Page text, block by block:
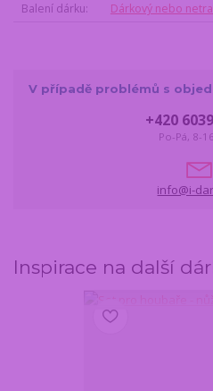
Balení dárku
Dárkový nebo
V případě problémů s
+420
Po-Pá, 8-
info@i-
Inspirace na další